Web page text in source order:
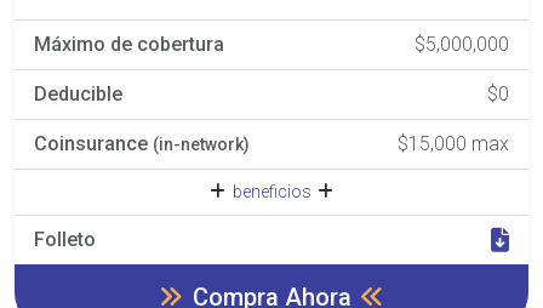
Máximo de cobertura $5,000,000
Deducible $0
Coinsurance (in-network) $15,000 max
beneficios
Folleto
Compra Ahora